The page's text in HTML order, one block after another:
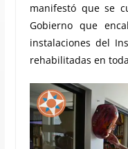
manifestó que se
Gobierno que
instalaciones del
rehabilitadas en